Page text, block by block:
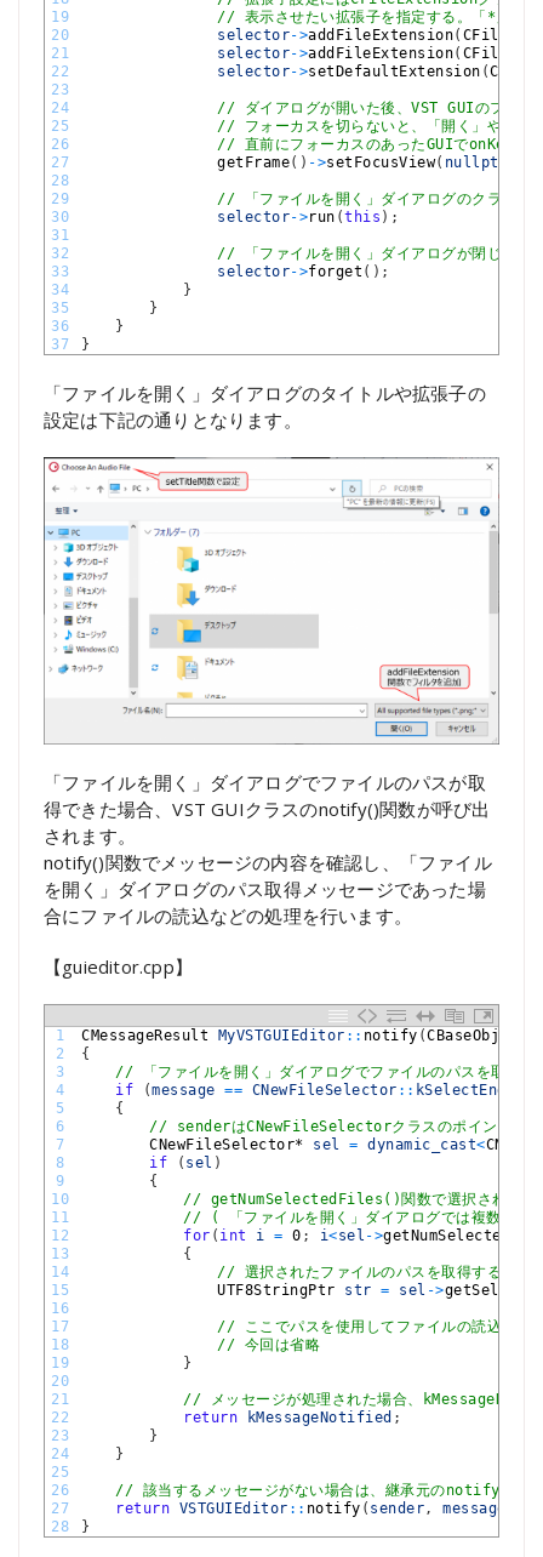
19
20
21
22
23
24
25
26
27
28
29
30
31
32
33
34
35
36
37
// 表示させたい拡張子を指定する。「*」でワ
selector->addFileExtension(
selector->addFileExtension(
selector->setDefaultExtension (
// ダイアログが開いた後、VST GUIのフォー
// フォーカスを切らないと、「開く」や「キ
// 直前にフォーカスのあったGUIで
getFrame( ) ->setFocusView( nullptr
// 「ファイルを開く」ダイアログのクラスを
selector->run (this ) ;
// 「ファイルを開く」ダイアログが閉じら
selector->forget ( ) ;
}
}
}
}
「ファイルを開く」ダイアログのタイトルや拡張子の
設定は下記の通りとなります。
「ファイルを開く」ダイアログでファイルのパスが取
得できた場合、VST GUIクラスのnotify()関数が呼び出
されます。
notify()関数でメッセージの内容を確認し、「ファイル
を開く」ダイアログのパス取得メッセージであった場
合にファイルの読込などの処理を行います。
【guieditor.cpp】
1
2
3
4
5
6
7
8
9
10
11
12
13
14
15
16
17
18
19
20
21
22
23
24
25
26
27
28
CMessageResult MyVSTGUIEditor :: notify (CBaseObject
{
// 「ファイルを開く」ダイアログでファイルのパスを取得
if
(message == CNewFileSelector ::
{
// senderはCNewFileSelectorクラスのポインタとな
CNewFileSelector*
sel = dynamic_cast<
if
( sel )
{
// getNumSelectedFiles()関数で選択されたファ
// ( 「ファイルを開く」ダイアログでは複数選択
for ( int i = 0 ; i<sel ->
{
// 選択されたファイルのパスを取得する
UTF8StringPtr str = sel ->
// ここでパスを使用してファイルの読込など
// 今回は省略
}
// メッセージが処理された場合、
return
kMessageNotified ;
}
}
// 該当するメッセージがない場合は、継承元のnotify()関
return VSTGUIEditor :: notify ( sender , message
}